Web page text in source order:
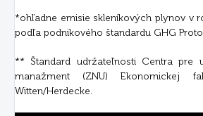
*ohľadne emisie skleníkových plynov v
podľa podnikového štandardu GHG
** Štandard udržateľnosti Centra pre
manažment (ZNU) Ekonomickej
Witten/Herdecke.